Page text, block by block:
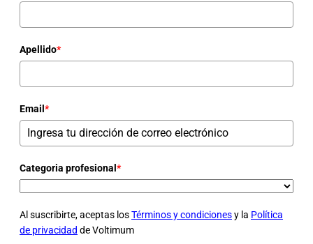
Apellido*
Email *
Categoria profesional *
Al suscribirte, aceptas losTérminos y condicionesy la Política
de privacidad de Voltimum